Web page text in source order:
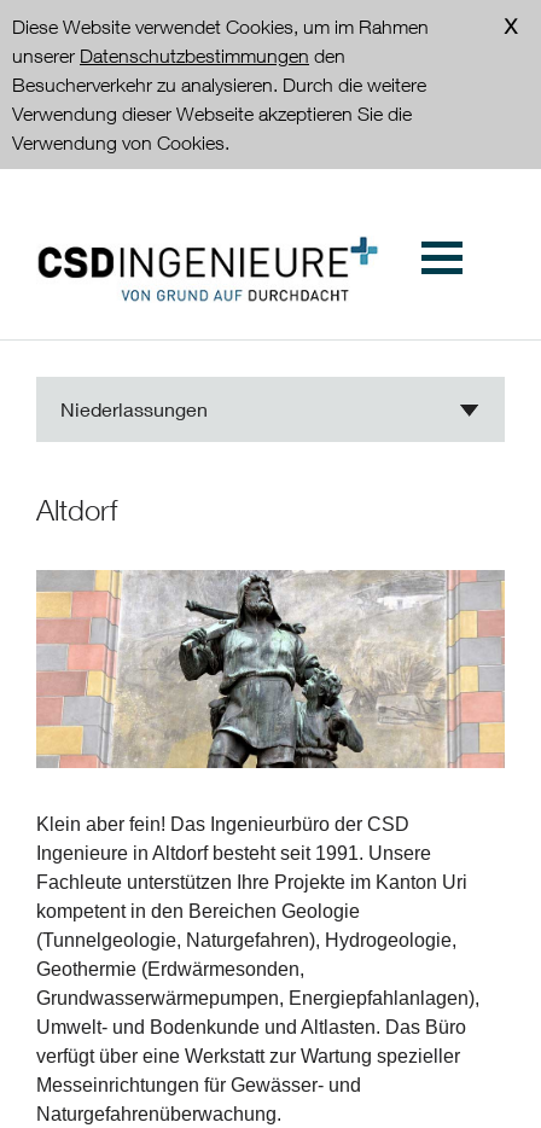
Diese Website verwendet Cookies, um im Rahmen
unserer Datenschutzbestimmungen den
Besucherverkehr zu analysieren. Durch die weitere
Verwendung dieser Webseite akzeptieren Sie die
Verwendung von Cookies.
Niederlassungen
Altdorf
Klein aber fein! Das Ingenieurbüro der CSD
Ingenieure in Altdorf besteht seit 1991. Unsere
Fachleute unterstützen Ihre Projekte im Kanton Uri
kompetent in den Bereichen Geologie
(Tunnelgeologie, Naturgefahren), Hydrogeologie,
Geothermie (Erdwärmesonden,
Grundwasserwärmepumpen, Energiepfahlanlagen),
Umwelt- und Bodenkunde und Altlasten. Das Büro
verfügt über eine Werkstatt zur Wartung spezieller
Messeinrichtungen für Gewässer- und
Naturgefahrenüberwachung.